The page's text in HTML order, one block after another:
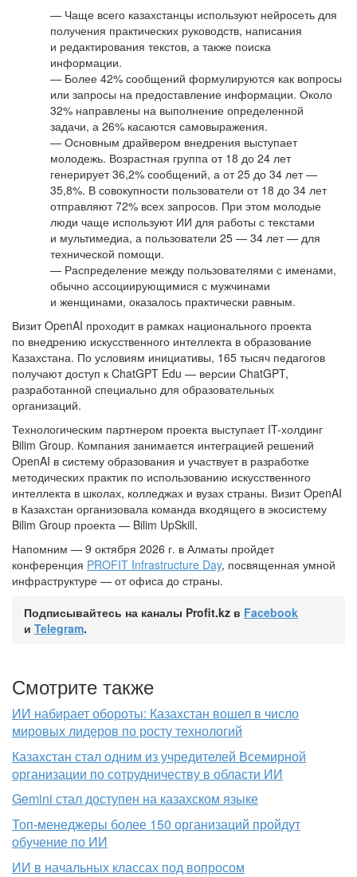
— Чаще всего казахстанцы используют нейросеть для
получения практических руководств, написания
и редактирования текстов, а также поиска
информации.
— Более 42% сообщений формулируются как вопросы
или запросы на предоставление информации. Около
32% направлены на выполнение определенной
задачи, а 26% касаются самовыражения.
— Основным драйвером внедрения выступает
молодежь. Возрастная группа от 18 до 24 лет
генерирует 36,2% сообщений, а от 25 до 34 лет —
35,8%. В совокупности пользователи от 18 до 34 лет
отправляют 72% всех запросов. При этом молодые
люди чаще используют ИИ для работы с текстами
и мультимедиа, а пользователи 25 — 34 лет — для
технической помощи.
— Распределение между пользователями с именами,
обычно ассоциирующимися с мужчинами
и женщинами, оказалось практически равным.
Визит OpenAI проходит в рамках национального проекта
по внедрению искусственного интеллекта в образование
Казахстана. По условиям инициативы, 165 тысяч педагогов
получают доступ к ChatGPT Edu — версии ChatGPT,
разработанной специально для образовательных
организаций.
Технологическим партнером проекта выступает IT-холдинг
Bilim Group. Компания занимается интеграцией решений
OpenAI в систему образования и участвует в разработке
методических практик по использованию искусственного
интеллекта в школах, колледжах и вузах страны. Визит OpenAI
в Казахстан организовала команда входящего в экосистему
Bilim Group проекта — Bilim UpSkill.
Напомним — 9 октября 2026 г. в Алматы пройдет
конференция PROFIT Infrastructure Day, посвященная умной
инфраструктуре — от офиса до страны.
Подписывайтесь на каналы Profit.kz в Facebook
и Telegram.
Смотрите также
ИИ набирает обороты: Казахстан вошел в число
мировых лидеров по росту технологий
Казахстан стал одним из учредителей Всемирной
организации по сотрудничеству в области ИИ
Gemini стал доступен на казахском языке
Топ-менеджеры более 150 организаций пройдут
обучение по ИИ
ИИ в начальных классах под вопросом